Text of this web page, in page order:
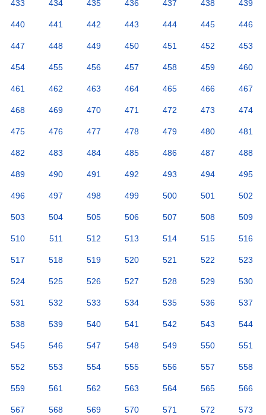
433 434 435 436 437 438 439
440 441 442 443 444 445 446
447 448 449 450 451 452 453
454 455 456 457 458 459 460
461 462 463 464 465 466 467
468 469 470 471 472 473 474
475 476 477 478 479 480 481
482 483 484 485 486 487 488
489 490 491 492 493 494 495
496 497 498 499 500 501 502
503 504 505 506 507 508 509
510 511 512 513 514 515 516
517 518 519 520 521 522 523
524 525 526 527 528 529 530
531 532 533 534 535 536 537
538 539 540 541 542 543 544
545 546 547 548 549 550 551
552 553 554 555 556 557 558
559 561 562 563 564 565 566
567 568 569 570 571 572 573